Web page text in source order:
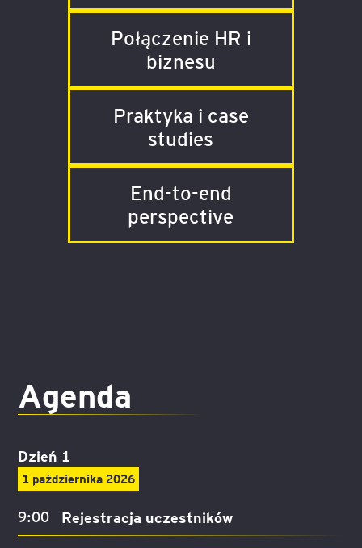
Połączenie HR i
biznesu
Praktyka i case
studies
End-to-end
perspective
Agenda
Dzień 1
1 października 2026
9:00 Rejestracja uczestników